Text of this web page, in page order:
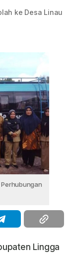
ke Desa Linau
Lingga